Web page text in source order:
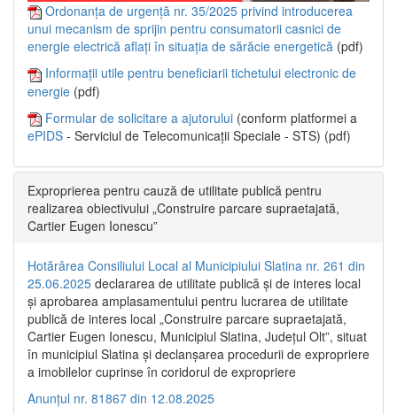
Ordonanța de urgență nr. 35/2025 privind introducerea
unui mecanism de sprijin pentru consumatorii casnici de
energie electrică aflați în situația de sărăcie energetică (pdf)
Informații utile pentru beneficiarii tichetului electronic de
energie (pdf)
Formular de solicitare a ajutorului (conform platformei a
ePIDS - Serviciul de Telecomunicații Speciale - STS) (pdf)
Exproprierea pentru cauză de utilitate publică pentru
realizarea obiectivului „Construire parcare supraetajată,
Cartier Eugen Ionescu”
Hotărârea Consiliului Local al Municipiului Slatina nr. 261 din
25.06.2025 declararea de utilitate publică și de interes local
și aprobarea amplasamentului pentru lucrarea de utilitate
publică de interes local „Construire parcare supraetajată,
Cartier Eugen Ionescu, Municipiul Slatina, Județul Olt”, situat
în municipiul Slatina și declanșarea procedurii de expropriere
a imobilelor cuprinse în coridorul de expropriere
Anunțul nr. 81867 din 12.08.2025